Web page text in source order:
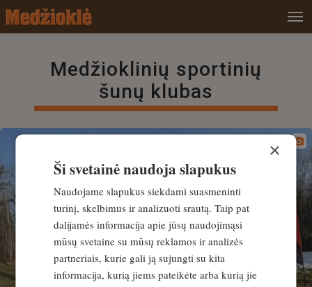
Medžioklinių sportinių
šunų klubas
×
Ši svetainė naudoja slapukus
Naudojame slapukus siekdami suasmeninti
turinį, skelbimus ir analizuoti srautą. Taip pat
dalijamės informacija apie jūsų naudojimąsi
mūsų svetaine su mūsų reklamos ir analizės
partneriais, kurie gali ją sujungti su kita
informacija, kurią jiems pateikėte arba kurią jie